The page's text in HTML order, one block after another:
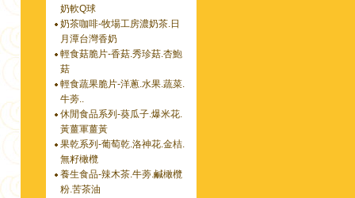
奶軟Q球
奶茶咖啡-牧場工房濃奶茶.日
月潭台灣香奶
輕食菇脆片-香菇.秀珍菇.杏鮑
菇
輕食蔬果脆片-洋蔥.水果.蔬菜.
牛蒡..
休閒食品系列-葵瓜子.爆米花.
黃薑軍薑黃
果乾系列-葡萄乾.洛神花.金桔.
無籽橄欖
養生食品-辣木茶.牛蒡.鹹橄欖
粉.苦茶油